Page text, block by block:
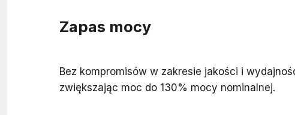
Zapas mocy
Bez kompromisów w zakresie jakości i
zwiększając moc do 130% mocy nominalnej.